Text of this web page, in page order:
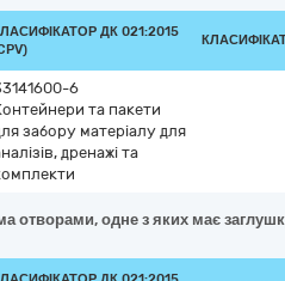
ДК 021:2015
6
та пакети
забору матеріалу для
дренажі та
одне з яких має